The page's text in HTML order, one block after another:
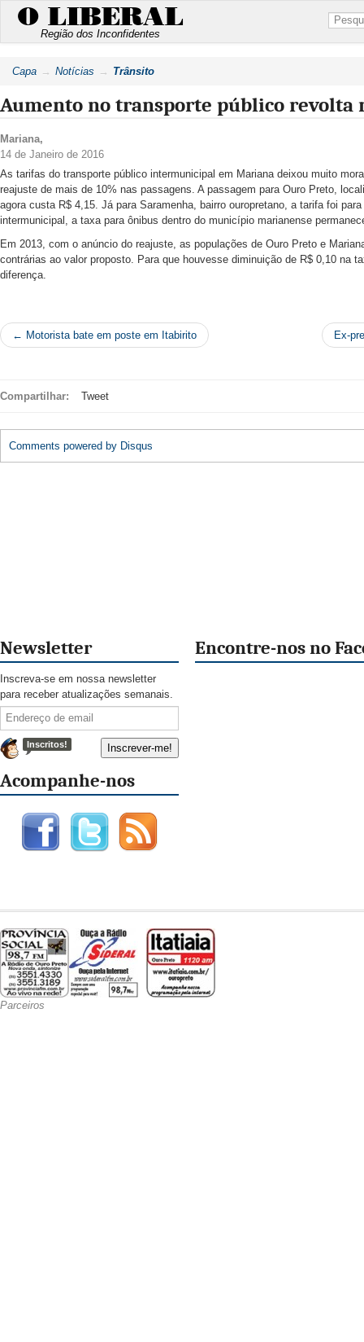
O LIBERAL
Região dos Inconfidentes
Capa Notícias Trânsito
Aumento no transporte público revolta
Mariana,
14 de Janeiro de 2016
As tarifas do transporte público intermunicipal em Mariana deixou muito
reajuste de mais de 10% nas passagens. A passagem para Ouro Preto,
agora custa R$ 4,15. Já para Saramenha, bairro ouropretano, a tarifa foi
intermunicipal, a taxa para ônibus dentro do município marianense
Em 2013, com o anúncio do reajuste, as populações de Ouro Preto e
contrárias ao valor proposto. Para que houvesse diminuição de R$ 0,10 na
diferença.
← Motorista bate em poste em Itabirito Ex-
Compartilhar: Tweet
Comments powered by Disqus
Newsletter
Inscreva-se em nossa newsletter
para receber atualizações semanais.
Inscritos!
Acompanhe-nos
Encontre-nos no
Parceiros